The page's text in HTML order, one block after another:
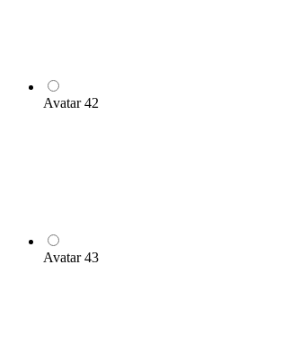
Avatar 42
Avatar 43